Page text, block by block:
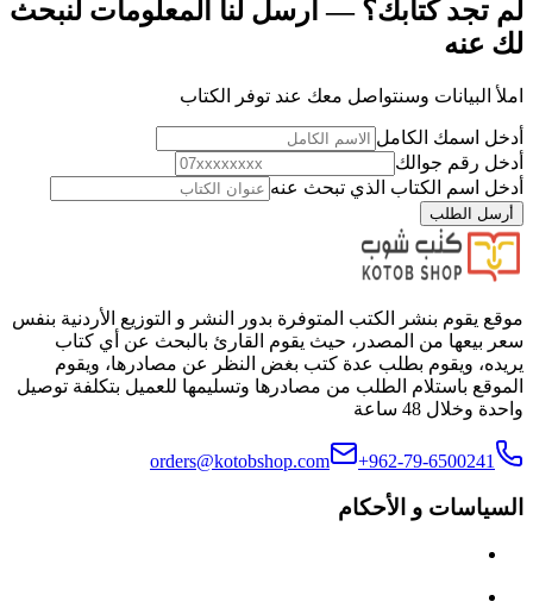
لم تجد كتابك؟ — أرسل لنا المعلومات لنبحث
لك عنه
املأ البيانات وسنتواصل معك عند توفر الكتاب
أدخل اسمك الكامل
أدخل رقم جوالك
أدخل اسم الكتاب الذي تبحث عنه
أرسل الطلب
موقع يقوم بنشر الكتب المتوفرة بدور النشر و التوزيع الأردنية بنفس
سعر بيعها من المصدر، حيث يقوم القارئ بالبحث عن أي كتاب
يريده، ويقوم بطلب عدة كتب بغض النظر عن مصادرها، ويقوم
الموقع باستلام الطلب من مصادرها وتسليمها للعميل بتكلفة توصيل
واحدة وخلال 48 ساعة
+962-79-6500241
orders@kotobshop.com
السياسات و الأحكام